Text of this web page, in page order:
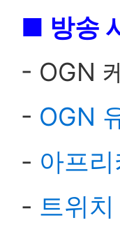
■ 방송
- OGN
- OGN
- 아프
- 트위치